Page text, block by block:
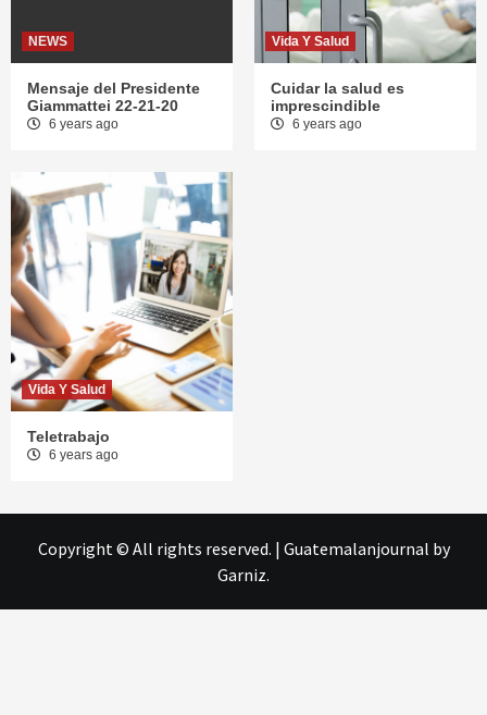
NEWS
Mensaje del Presidente
Giammattei 22-21-20
6 years ago
Vida Y Salud
Cuidar la salud es
imprescindible
6 years ago
Vida Y Salud
Teletrabajo
6 years ago
Copyright © All rights reserved. | Guatemalanjournal by
Garniz.